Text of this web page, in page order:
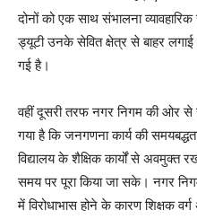
दोनों को एक साथ संभालना
ड्यूटी उनके सेवित क्षेत्र से बाहर
गई है।
वहीं दूसरी तरफ नगर निगम की ओर से
गया है कि जनगणना कार्य की
विद्यालय के शैक्षिक कार्यों से अवमुक्त
समय पर पूरा किया जा सके। नगर
में विरोधाभास होने के कारण शिक्षक